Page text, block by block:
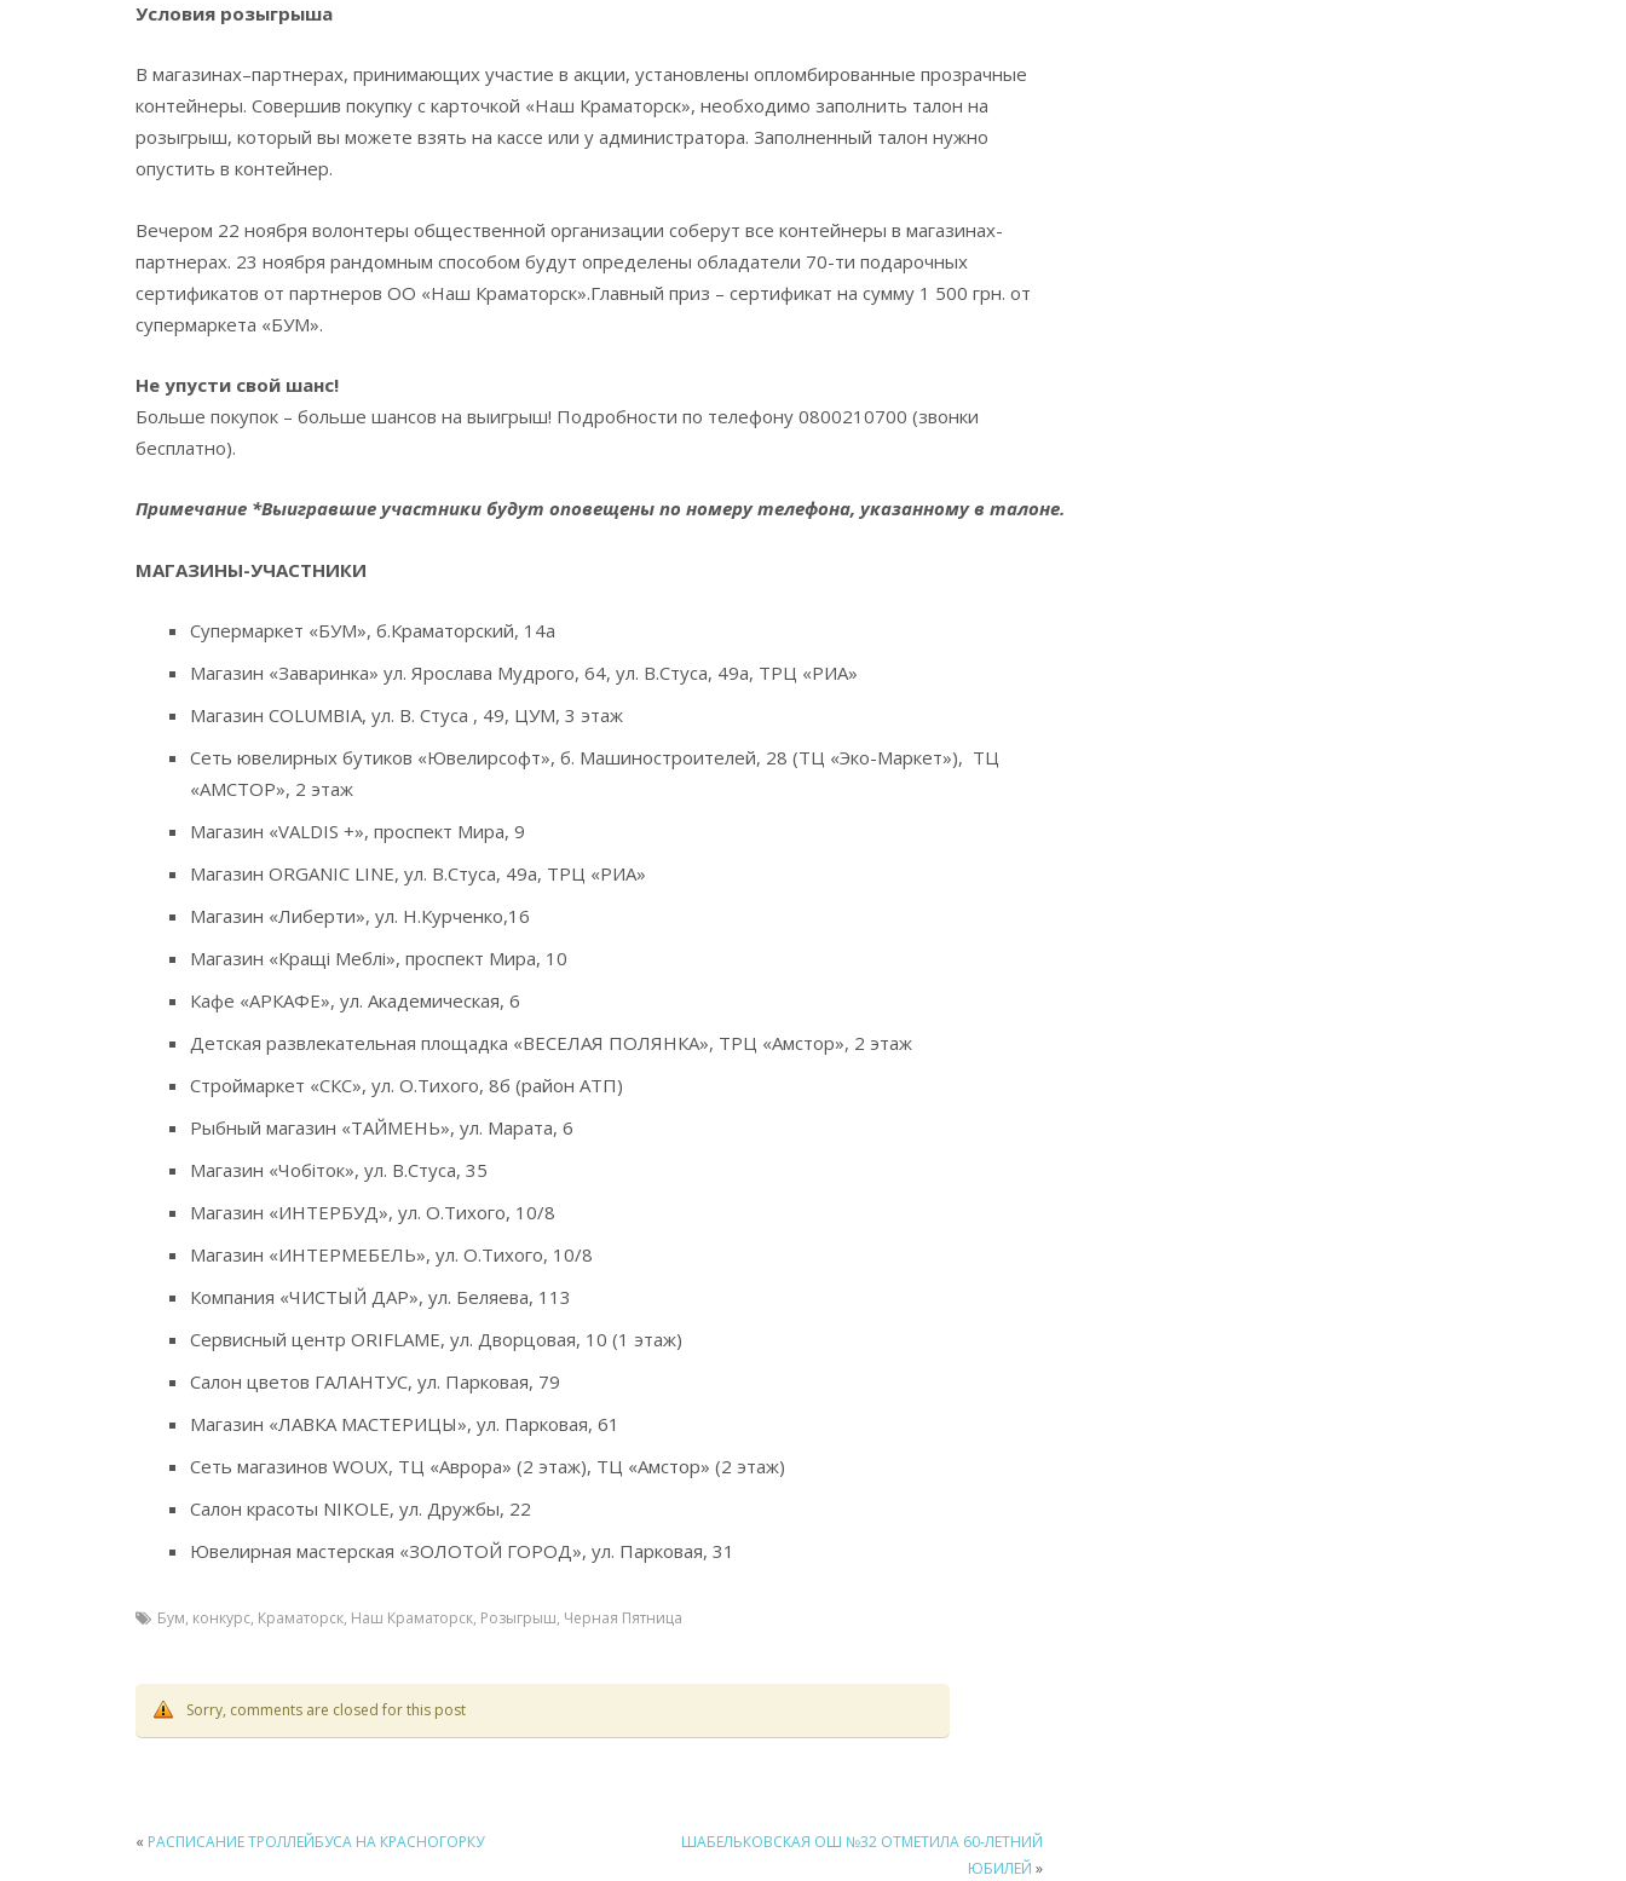
Условия розыгрыша
В магазинах–партнерах, принимающих участие в акции, установлены опломбированные прозрачные
контейнеры. Совершив покупку с карточкой «Наш Краматорск», необходимо заполнить талон на
розыгрыш, который вы можете взять на кассе или у администратора. Заполненный талон нужно
опустить в контейнер.
Вечером 22 ноября волонтеры общественной организации соберут все контейнеры в магазинах-
партнерах. 23 ноября рандомным способом будут определены обладатели 70-ти подарочных
сертификатов от партнеров ОО «Наш Краматорск».Главный приз – сертификат на сумму 1 500 грн. от
супермаркета «БУМ».
Не упусти свой шанс!
Больше покупок – больше шансов на выигрыш! Подробности по телефону 0800210700 (звонки
бесплатно).
Примечание *Выигравшие участники будут оповещены по номеру телефона, указанному в талоне.
МАГАЗИНЫ-УЧАСТНИКИ
Супермаркет «БУМ», б.Краматорский, 14а
Магазин «Заваринка» ул. Ярослава Мудрого, 64, ул. В.Стуса, 49а, ТРЦ «РИА»
Магазин COLUMBIA, ул. В. Стуса , 49, ЦУМ, 3 этаж
Сеть ювелирных бутиков «Ювелирсофт», б. Машиностроителей, 28 (ТЦ «Эко-Маркет»), ТЦ
«АМСТОР», 2 этаж
Магазин «VALDIS +», проспект Мира, 9
Магазин ORGANIC LINE, ул. В.Стуса, 49а, ТРЦ «РИА»
Магазин «Либерти», ул. Н.Курченко,16
Магазин «Кращі Меблі», проспект Мира, 10
Кафе «АРКАФЕ», ул. Академическая, 6
Детская развлекательная площадка «ВЕСЕЛАЯ ПОЛЯНКА», ТРЦ «Амстор», 2 этаж
Строймаркет «СКС», ул. О.Тихого, 8б (район АТП)
Рыбный магазин «ТАЙМЕНЬ», ул. Марата, 6
Магазин «Чобіток», ул. В.Стуса, 35
Магазин «ИНТЕРБУД», ул. О.Тихого, 10/8
Магазин «ИНТЕРМЕБЕЛЬ», ул. О.Тихого, 10/8
Компания «ЧИСТЫЙ ДАР», ул. Беляева, 113
Сервисный центр ORIFLAME, ул. Дворцовая, 10 (1 этаж)
Салон цветов ГАЛАНТУС, ул. Парковая, 79
Магазин «ЛАВКА МАСТЕРИЦЫ», ул. Парковая, 61
Сеть магазинов WOUX, ТЦ «Аврора» (2 этаж), ТЦ «Амстор» (2 этаж)
Салон красоты NIKOLE, ул. Дружбы, 22
Ювелирная мастерская «ЗОЛОТОЙ ГОРОД», ул. Парковая, 31
Бум, конкурс, Краматорск, Наш Краматорск, Розыгрыш, Черная Пятница
Sorry, comments are closed for this post
« РАСПИСАНИЕ ТРОЛЛЕЙБУСА НА КРАСНОГОРКУ
ШАБЕЛЬКОВСКАЯ ОШ №32 ОТМЕТИЛА 60-ЛЕТНИЙ
ЮБИЛЕЙ »